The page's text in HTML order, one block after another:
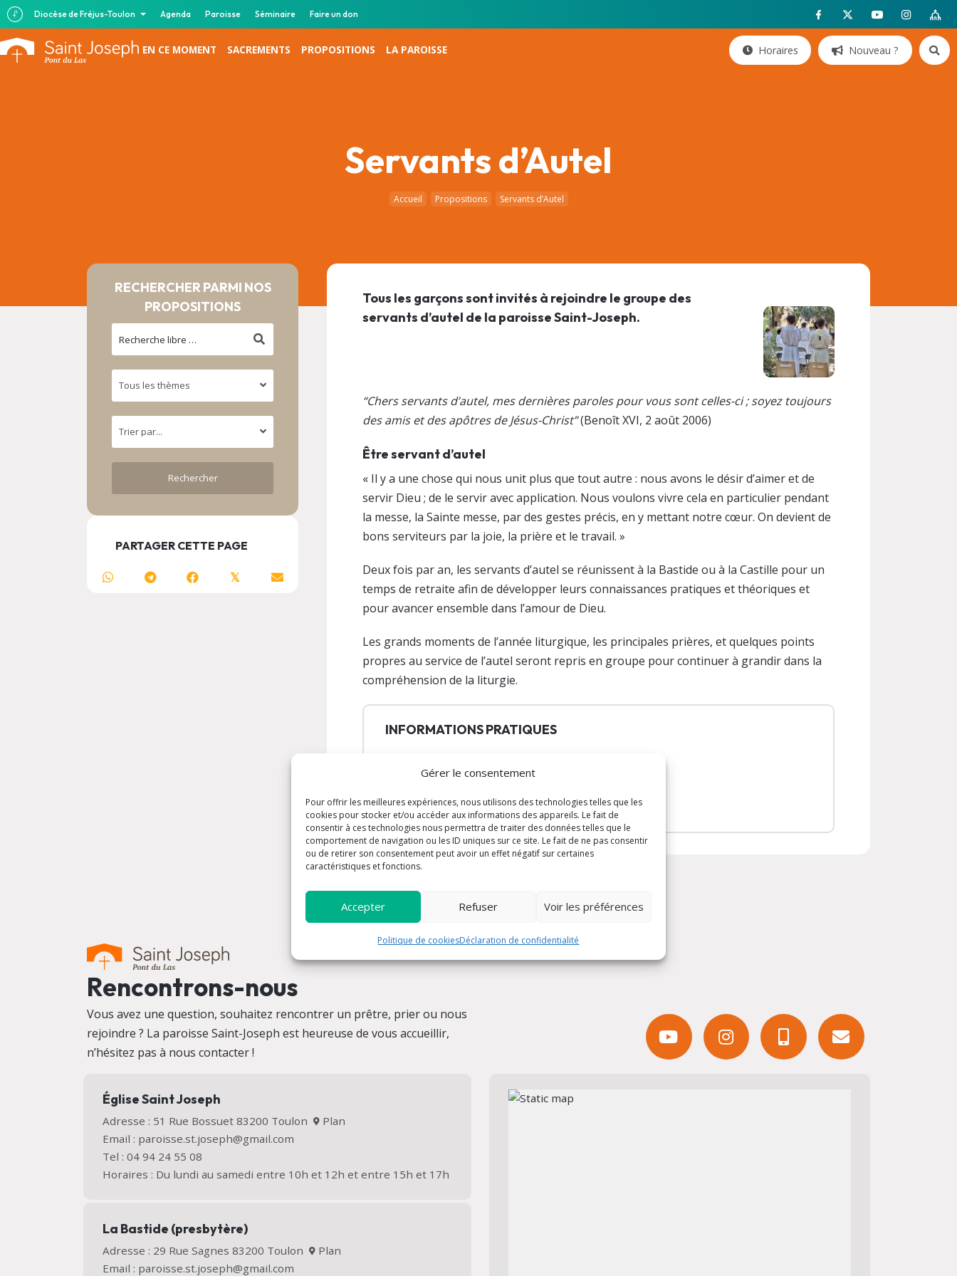
Diocèse de Fréjus-Toulon Agenda Paroisse Séminaire Faire un don
Gérer le consentement
Pour offrir les meilleures expériences, nous utilisons des technologies telles que les
cookies pour stocker et/ou accéder aux informations des appareils. Le fait de
consentir à ces technologies nous permettra de traiter des données telles que le
comportement de navigation ou les ID uniques sur ce site. Le fait de ne pas consentir
ou de retirer son consentement peut avoir un effet négatif sur certaines
caractéristiques et fonctions.
Accepter Refuser Voir les préférences
Politique de cookiesDéclaration de confidentialité
EN CE MOMENT SACREMENTS PROPOSITIONS LA PAROISSE Horaires Nouveau ?
Servants d’Autel
Accueil Propositions Servants d’Autel
RECHERCHER PARMI NOS
PROPOSITIONS
PARTAGER CETTE PAGE
𝕏
Tous les garçons sont invités à rejoindre le groupe des
servants d’autel de la paroisse Saint-Joseph.
“Chers servants d’autel, mes dernières paroles pour vous sont celles-ci ; soyez toujours
des amis et des apôtres de Jésus-Christ”(Benoît XVI, 2 août 2006)
Être servant d’autel
« Il y a une chose qui nous unit plus que tout autre : nous avons le désir d’aimer et de
servir Dieu ; de le servir avec application. Nous voulons vivre cela en particulier pendant
la messe, la Sainte messe, par des gestes précis, en y mettant notre cœur. On devient de
bons serviteurs par la joie, la prière et le travail. »
Deux fois par an, les servants d’autel se réunissent à la Bastide ou à la Castille pour un
temps de retraite afin de développer leurs connaissances pratiques et théoriques et
pour avancer ensemble dans l’amour de Dieu.
Les grands moments de l’année liturgique, les principales prières, et quelques points
propres au service de l’autel seront repris en groupe pour continuer à grandir dans la
compréhension de la liturgie.
INFORMATIONS PRATIQUES
Téléphone :04 94 24 55 08
Rencontrons-nous
Vous avez une question, souhaitez rencontrer un prêtre, prier ou nous
rejoindre ? La paroisse Saint-Joseph est heureuse de vous accueillir,
n’hésitez pas à nous contacter !
Église Saint Joseph
Adresse : 51 Rue Bossuet 83200 Toulon
Plan
Email : paroisse.st.joseph@gmail.com
Tel : 04 94 24 55 08
Horaires : Du lundi au samedi entre 10h et 12h et entre 15h et 17h
La Bastide (presbytère)
Adresse : 29 Rue Sagnes 83200 Toulon
Plan
Email : paroisse.st.joseph@gmail.com